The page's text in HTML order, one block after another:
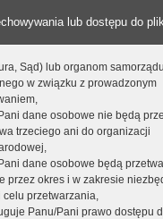
lub dostępu do
Sąd) lub organom samorządu
w związku z prowadzonym
dane osobowe nie będą
trzeciego ani do organizacji
dane osobowe będą
przez okres i w zakresie
celu przetwarzania,
Panu/Pani prawo dostępu